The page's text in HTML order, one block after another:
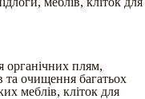
органічних плям,
та очищення багатьох
меблів, кліток для